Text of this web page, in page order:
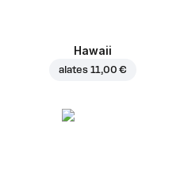
Hawaii
alates 11,00 €